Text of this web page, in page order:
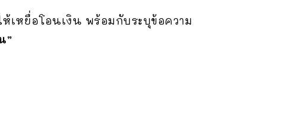
เหยื่อโอนเงิน พร้อมกับระบุข้อความ
”